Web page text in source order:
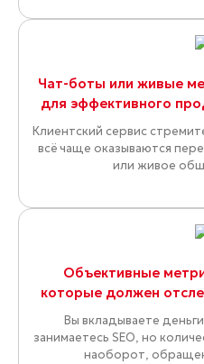
Чат-боты или живые
для эффективного
Клиентский сервис
всё чаще оказываются
или живое
Объективные
которые должен
Вы вкладываете
занимаетесь SEO, но
наоборот,